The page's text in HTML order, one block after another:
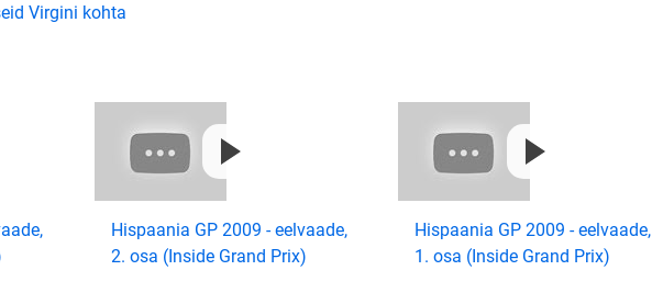
Virgini kohta
Hispaania GP 2009 - eelvaade,
2. osa (Inside Grand Prix)
Hispaania GP 2009 - eelvaade,
1. osa (Inside Grand Prix)